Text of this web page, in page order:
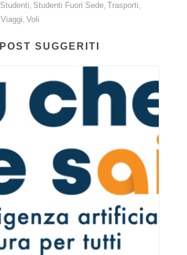
Studenti, Studenti Fuori Sede, Trasporti,
Viaggi, Voli
POST SUGGERITI